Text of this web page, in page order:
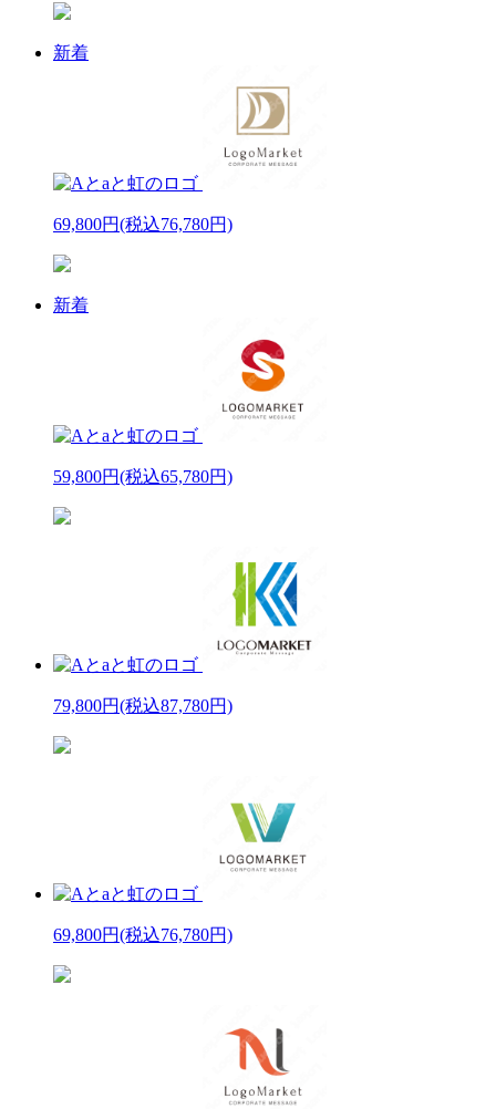
新着
69,800円(税込76,780円)
新着
59,800円(税込65,780円)
79,800円(税込87,780円)
69,800円(税込76,780円)